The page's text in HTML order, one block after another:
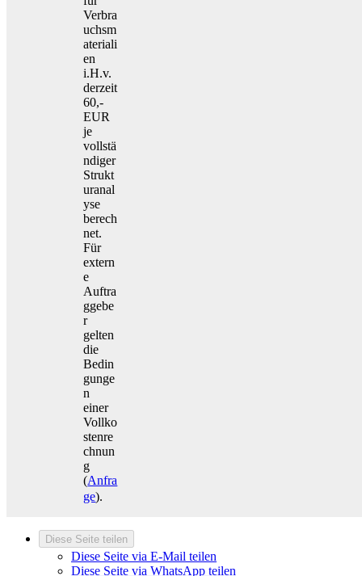
Verbra
uchsm
ateriali
en
i.H.v.
derzeit
60,-
EUR
je
vollstä
ndiger
Strukt
uranal
yse
berech
net.
Für
extern
e
Auftra
ggebe
r
gelten
die
Bedin
gunge
n
einer
Vollko
stenre
chnun
g
(Anfra
ge).
Diese Seite teilen
Diese Seite via E-Mail teilen
Diese Seite via WhatsApp teilen